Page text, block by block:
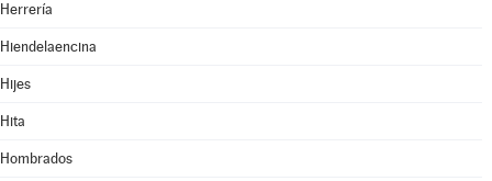
Herrería
Hiendelaencina
Hijes
Hita
Hombrados